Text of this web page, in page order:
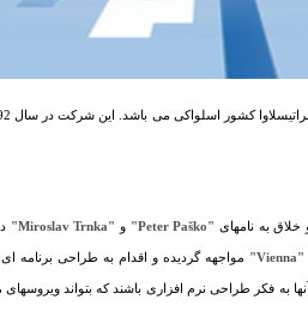
"Peter Paško" و "Miroslav Trnka"
"Vienna" مواجهه گردیده و اقدام به طراحی برنامه
به فکر طراحی نرم افزاری باشند که بتواند ویروسهای